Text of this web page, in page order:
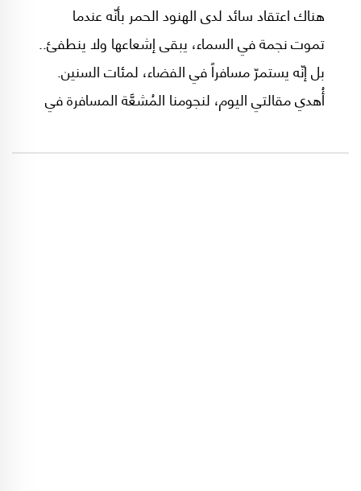
هناك اعتقاد سائد لدى الهنود الحمر بأنّه عندما
تموت نجمة في السماء، يبقى إشعاعها ولا ينطفئ..
بل إنّه يستمرّ مسافراً في الفضاء، لمئات السنين.
أُهدي مقالتي اليوم، لنجومنا المُشعَّة المسافرة في